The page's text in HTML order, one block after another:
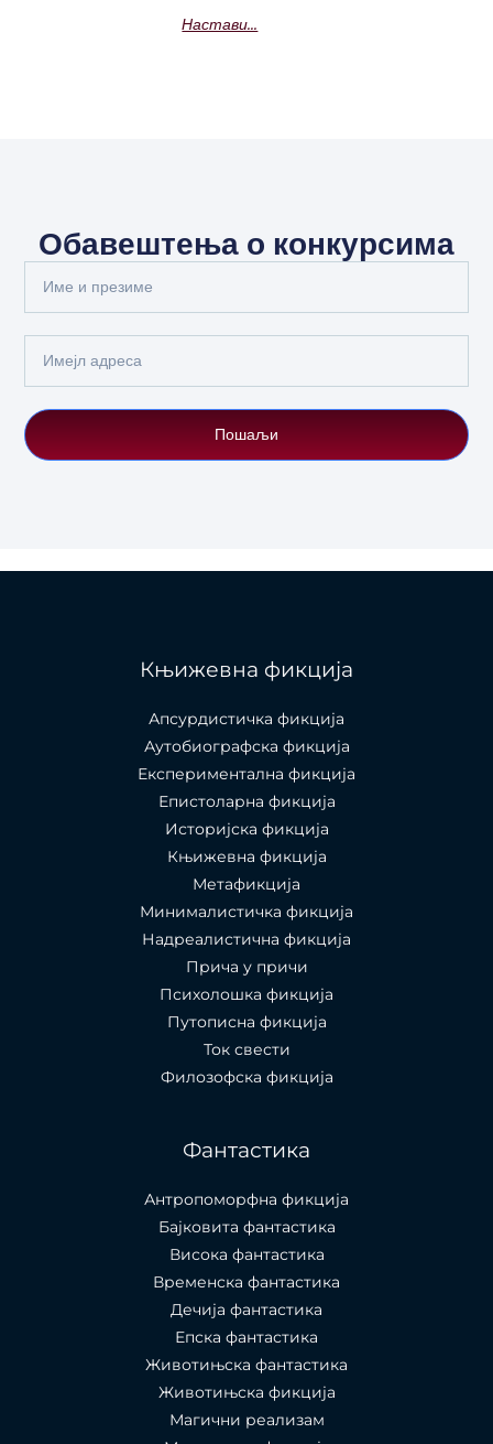
Настави...
Обавештења о конкурсима
Пошаљи
Књижевна фикција
Апсурдистичка фикција
Аутобиографска фикција
Експериментална фикција
Епистоларна фикција
Историјска фикција
Књижевна фикција
Метафикција
Минималистичка фикција
Надреалистична фикција
Прича у причи
Психолошкa фикција
Путописна фикција
Ток свести
Филозофска фикција
Фантастика
Антропоморфна фикција
Бајковита фантастика
Висока фантастика
Временска фантастика
Дечија фантастика
Епска фантастика
Животињска фантастика
Животињска фикција
Магични реализам